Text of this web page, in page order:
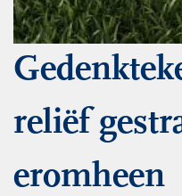
reliëf
eromheen